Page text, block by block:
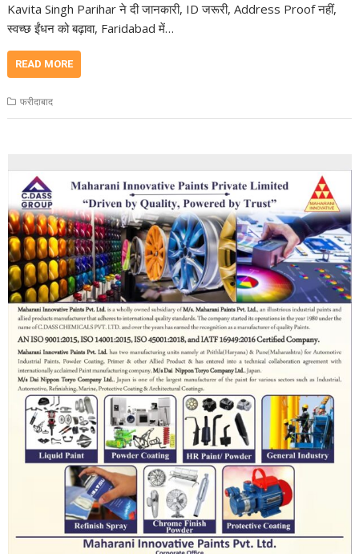
Kavita Singh Parihar ने दी जानकारी, ID जरूरी, Address Proof नहीं,
स्वच्छ ईंधन को बढ़ावा, Faridabad में…
READ MORE
फरीदाबाद